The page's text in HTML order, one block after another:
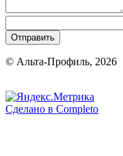
Отправить
© Альта-Профиль, 2026
Сделано в Completo